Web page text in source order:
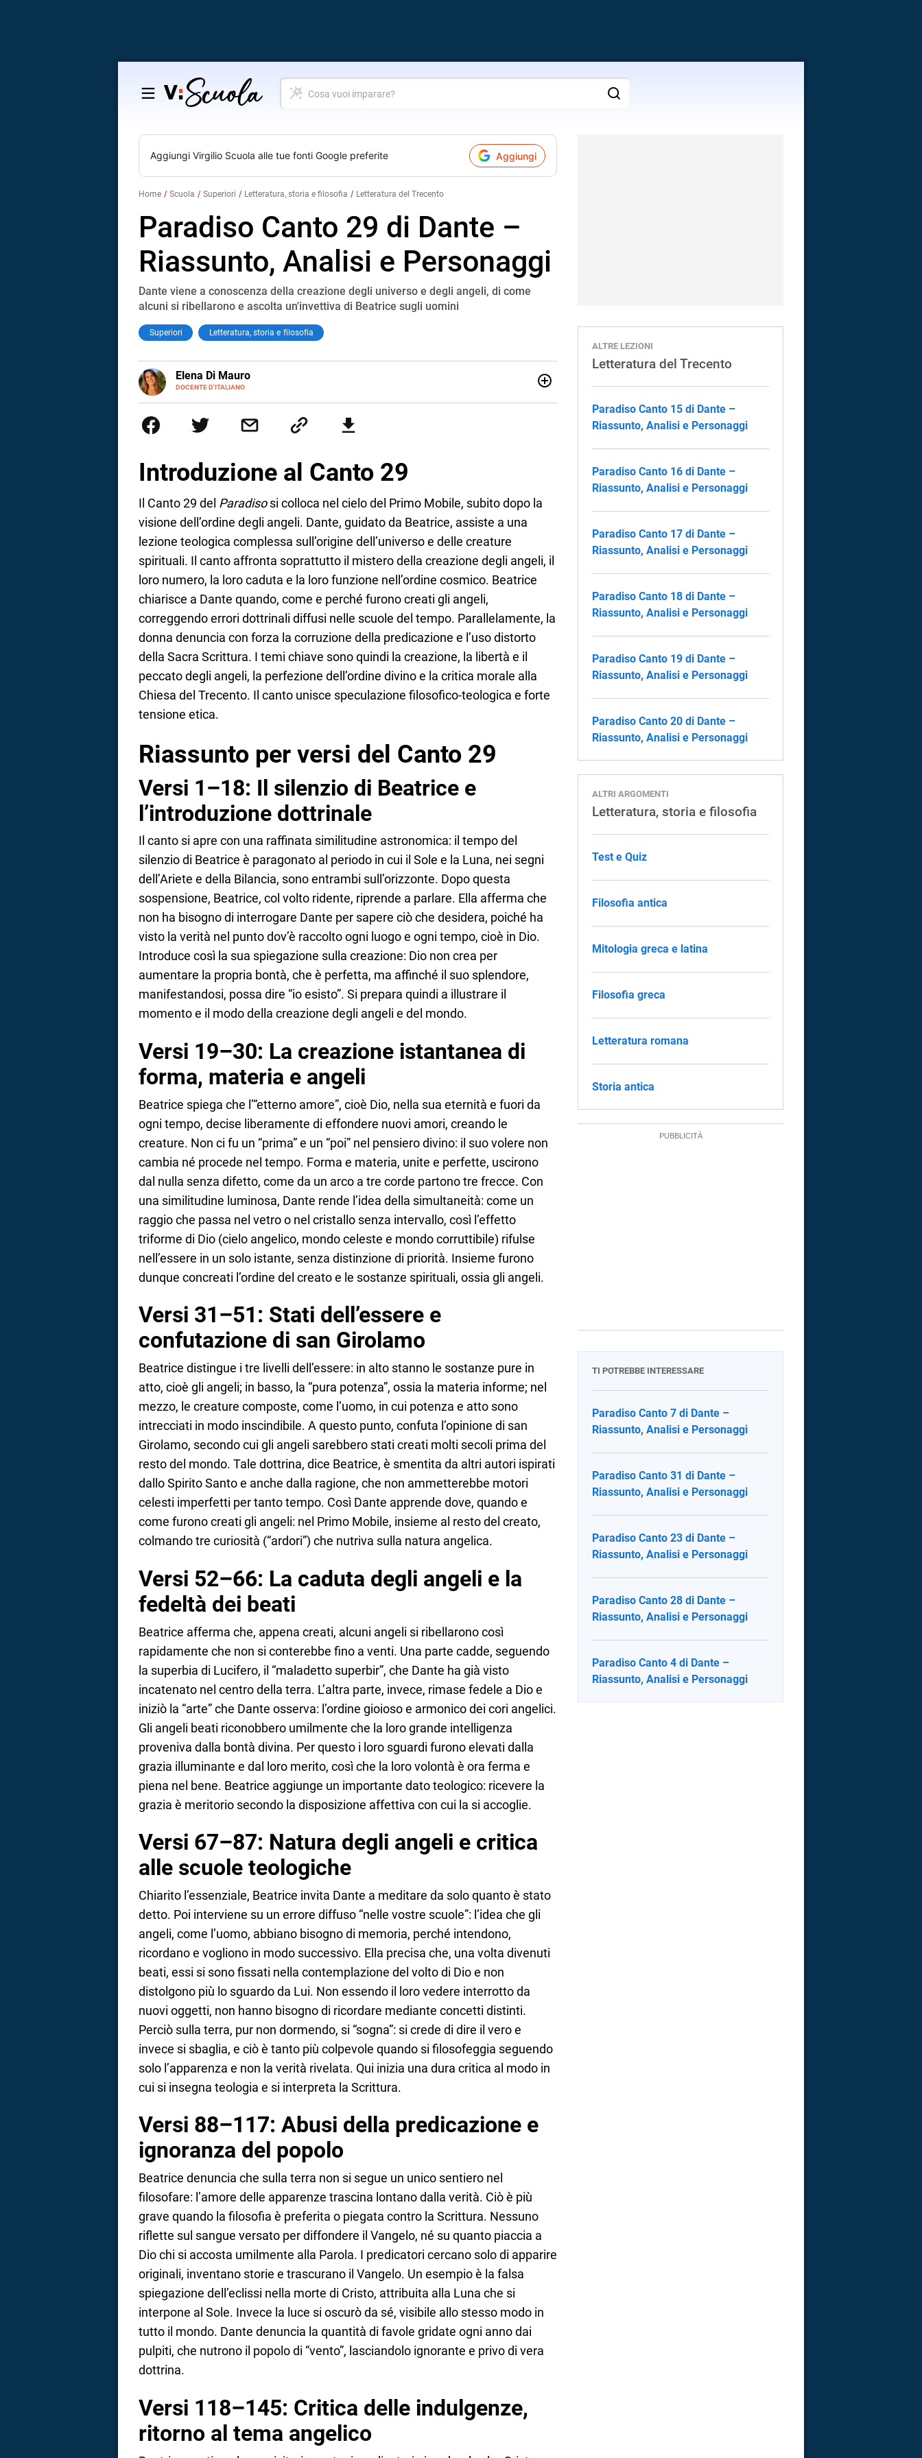
Salta
contenuto
Cosa
vuoi
Aggiungi Virgilio Scuola alle tue fonti Google preferite Aggiungi
Home Scuola Superiori Letteratura, storia e filosofia Letteratura del Trecento
Paradiso Canto 29 di Dante –
Riassunto, Analisi e Personaggi
Dante viene a conoscenza della creazione degli universo e degli angeli, di come
alcuni si ribellarono e ascolta un'invettiva di Beatrice sugli uomini
Superiori Letteratura, storia e filosofia
Elena Di Mauro
DOCENTE D'ITALIANO
E-
MAIL
insegnare. Oggi sono docente di ruolo all’Elba: credo nella scuola come seme di libertà e
Introduzione al Canto 29
Il Canto 29 del Paradisosi colloca nel cielo del Primo Mobile, subito dopo la
visione dell’ordine degli angeli. Dante, guidato da Beatrice, assiste a una
lezione teologica complessa sull’origine dell’universo e delle creature
spirituali. Il canto affronta soprattutto il mistero della creazione degli angeli, il
loro numero, la loro caduta e la loro funzione nell’ordine cosmico. Beatrice
chiarisce a Dante quando, come e perché furono creati gli angeli,
correggendo errori dottrinali diffusi nelle scuole del tempo. Parallelamente, la
donna denuncia con forza la corruzione della predicazione e l’uso distorto
della Sacra Scrittura. I temi chiave sono quindi la creazione, la libertà e il
peccato degli angeli, la perfezione dell’ordine divino e la critica morale alla
Chiesa del Trecento. Il canto unisce speculazione filosofico-teologica e forte
tensione etica.
Riassunto per versi del Canto 29
Versi 1–18: Il silenzio di Beatrice e
l’introduzione dottrinale
Il canto si apre con una raffinata similitudine astronomica: il tempo del
silenzio di Beatrice è paragonato al periodo in cui il Sole e la Luna, nei segni
dell’Ariete e della Bilancia, sono entrambi sull’orizzonte. Dopo questa
sospensione, Beatrice, col volto ridente, riprende a parlare. Ella afferma che
non ha bisogno di interrogare Dante per sapere ciò che desidera, poiché ha
visto la verità nel punto dov’è raccolto ogni luogo e ogni tempo, cioè in Dio.
Introduce così la sua spiegazione sulla creazione: Dio non crea per
aumentare la propria bontà, che è perfetta, ma affinché il suo splendore,
manifestandosi, possa dire “io esisto”. Si prepara quindi a illustrare il
momento e il modo della creazione degli angeli e del mondo.
Versi 19–30: La creazione istantanea di
forma, materia e angeli
Beatrice spiega che l’“etterno amore”, cioè Dio, nella sua eternità e fuori da
ogni tempo, decise liberamente di effondere nuovi amori, creando le
creature. Non ci fu un “prima” e un “poi” nel pensiero divino: il suo volere non
cambia né procede nel tempo. Forma e materia, unite e perfette, uscirono
dal nulla senza difetto, come da un arco a tre corde partono tre frecce. Con
una similitudine luminosa, Dante rende l’idea della simultaneità: come un
raggio che passa nel vetro o nel cristallo senza intervallo, così l’effetto
triforme di Dio (cielo angelico, mondo celeste e mondo corruttibile) rifulse
nell’essere in un solo istante, senza distinzione di priorità. Insieme furono
dunque concreati l’ordine del creato e le sostanze spirituali, ossia gli angeli.
Versi 31–51: Stati dell’essere e
confutazione di san Girolamo
Beatrice distingue i tre livelli dell’essere: in alto stanno le sostanze pure in
atto, cioè gli angeli; in basso, la “pura potenza”, ossia la materia informe; nel
mezzo, le creature composte, come l’uomo, in cui potenza e atto sono
intrecciati in modo inscindibile. A questo punto, confuta l’opinione di san
Girolamo, secondo cui gli angeli sarebbero stati creati molti secoli prima del
resto del mondo. Tale dottrina, dice Beatrice, è smentita da altri autori ispirati
dallo Spirito Santo e anche dalla ragione, che non ammetterebbe motori
celesti imperfetti per tanto tempo. Così Dante apprende dove, quando e
come furono creati gli angeli: nel Primo Mobile, insieme al resto del creato,
colmando tre curiosità (“ardori”) che nutriva sulla natura angelica.
Versi 52–66: La caduta degli angeli e la
fedeltà dei beati
Beatrice afferma che, appena creati, alcuni angeli si ribellarono così
rapidamente che non si conterebbe fino a venti. Una parte cadde, seguendo
la superbia di Lucifero, il “maladetto superbir”, che Dante ha già visto
incatenato nel centro della terra. L’altra parte, invece, rimase fedele a Dio e
iniziò la “arte” che Dante osserva: l’ordine gioioso e armonico dei cori angelici.
Gli angeli beati riconobbero umilmente che la loro grande intelligenza
proveniva dalla bontà divina. Per questo i loro sguardi furono elevati dalla
grazia illuminante e dal loro merito, così che la loro volontà è ora ferma e
piena nel bene. Beatrice aggiunge un importante dato teologico: ricevere la
grazia è meritorio secondo la disposizione affettiva con cui la si accoglie.
Versi 67–87: Natura degli angeli e critica
alle scuole teologiche
Chiarito l’essenziale, Beatrice invita Dante a meditare da solo quanto è stato
detto. Poi interviene su un errore diffuso “nelle vostre scuole”: l’idea che gli
angeli, come l’uomo, abbiano bisogno di memoria, perché intendono,
ricordano e vogliono in modo successivo. Ella precisa che, una volta divenuti
beati, essi si sono fissati nella contemplazione del volto di Dio e non
distolgono più lo sguardo da Lui. Non essendo il loro vedere interrotto da
nuovi oggetti, non hanno bisogno di ricordare mediante concetti distinti.
Perciò sulla terra, pur non dormendo, si “sogna”: si crede di dire il vero e
invece si sbaglia, e ciò è tanto più colpevole quando si filosofeggia seguendo
solo l’apparenza e non la verità rivelata. Qui inizia una dura critica al modo in
cui si insegna teologia e si interpreta la Scrittura.
Versi 88–117: Abusi della predicazione e
ignoranza del popolo
Beatrice denuncia che sulla terra non si segue un unico sentiero nel
filosofare: l’amore delle apparenze trascina lontano dalla verità. Ciò è più
grave quando la filosofia è preferita o piegata contro la Scrittura. Nessuno
riflette sul sangue versato per diffondere il Vangelo, né su quanto piaccia a
Dio chi si accosta umilmente alla Parola. I predicatori cercano solo di apparire
originali, inventano storie e trascurano il Vangelo. Un esempio è la falsa
spiegazione dell’eclissi nella morte di Cristo, attribuita alla Luna che si
interpone al Sole. Invece la luce si oscurò da sé, visibile allo stesso modo in
tutto il mondo. Dante denuncia la quantità di favole gridate ogni anno dai
pulpiti, che nutrono il popolo di “vento”, lasciandolo ignorante e privo di vera
dottrina.
Versi 118–145: Critica delle indulgenze,
ritorno al tema angelico
ALTRE LEZIONI
Letteratura del Trecento
Paradiso Canto 15 di Dante –
Riassunto, Analisi e Personaggi
Paradiso Canto 16 di Dante –
Riassunto, Analisi e Personaggi
Paradiso Canto 17 di Dante –
Riassunto, Analisi e Personaggi
Paradiso Canto 18 di Dante –
Riassunto, Analisi e Personaggi
Paradiso Canto 19 di Dante –
Riassunto, Analisi e Personaggi
Paradiso Canto 20 di Dante –
Riassunto, Analisi e Personaggi
ALTRI ARGOMENTI
Letteratura, storia e filosofia
Test e Quiz
Filosofia antica
Mitologia greca e latina
Filosofia greca
Letteratura romana
Storia antica
TI POTREBBE INTERESSARE
Paradiso Canto 7 di Dante –
Riassunto, Analisi e Personaggi
Paradiso Canto 31 di Dante –
Riassunto, Analisi e Personaggi
Paradiso Canto 23 di Dante –
Riassunto, Analisi e Personaggi
Paradiso Canto 28 di Dante –
Riassunto, Analisi e Personaggi
Paradiso Canto 4 di Dante –
Riassunto, Analisi e Personaggi